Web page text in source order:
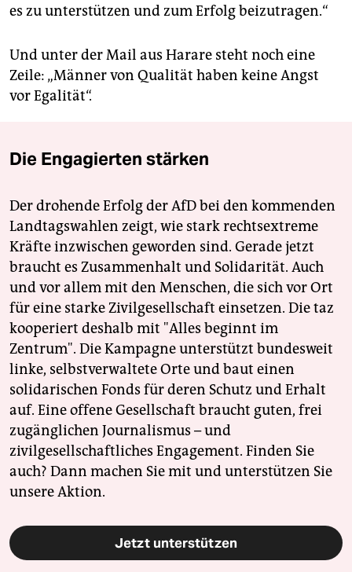
es zu unterstützen und zum Erfolg beizutragen.“
Und unter der Mail aus Harare steht noch eine
Zeile: „Männer von Qualität haben keine Angst
vor Egalität“.
Die Engagierten stärken
Der drohende Erfolg der AfD bei den kommenden
Landtagswahlen zeigt, wie stark rechtsextreme
Kräfte inzwischen geworden sind. Gerade jetzt
braucht es Zusammenhalt und Solidarität. Auch
und vor allem mit den Menschen, die sich vor Ort
für eine starke Zivilgesellschaft einsetzen. Die taz
kooperiert deshalb mit "Alles beginnt im
Zentrum". Die Kampagne unterstützt bundesweit
linke, selbstverwaltete Orte und baut einen
solidarischen Fonds für deren Schutz und Erhalt
auf. Eine offene Gesellschaft braucht guten, frei
zugänglichen Journalismus – und
zivilgesellschaftliches Engagement. Finden Sie
auch? Dann machen Sie mit und unterstützen Sie
unsere Aktion.
Jetzt unterstützen